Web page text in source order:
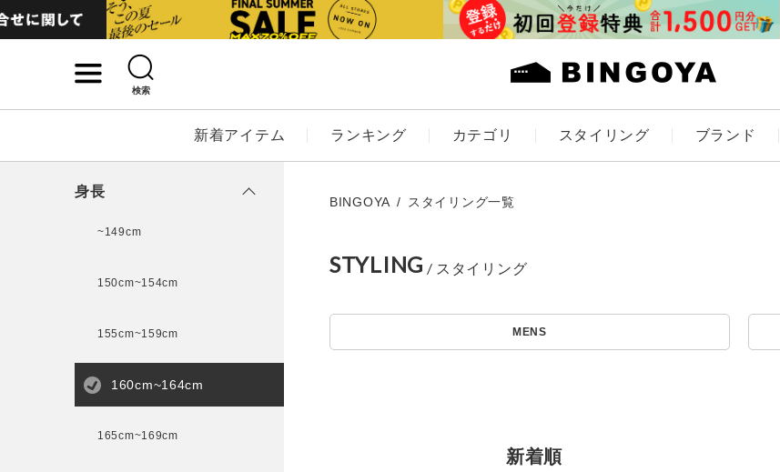
検索
新着アイテム ランキング カテゴリ スタイリング ブランド
条件絞り込み検索
キーワード
LADIES KIDS
価格
身長
~149cm
150cm~154cm
155cm~159cm
160cm~164cm
165cm~169cm
BINGOYA スタイリング一覧
STYLING
MENS
新着順